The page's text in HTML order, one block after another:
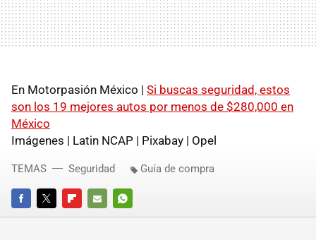
En Motorpasión México | Si buscas seguridad, estos
son los 19 mejores autos por menos de $280,000 en
México
Imágenes | Latin NCAP | Pixabay | Opel
FACEBOOKTWITTERFLIPBOARD
E-
WHATSAPP
TEMAS Seguridad Guía de compra